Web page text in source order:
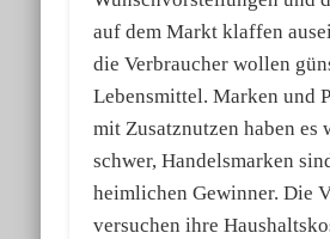
auf dem Markt klaffen
die Verbraucher wollen
Lebensmittel. Marken und
mit Zusatznutzen haben es
schwer, Handelsmarken
heimlichen Gewinner. Die
versuchen ihre